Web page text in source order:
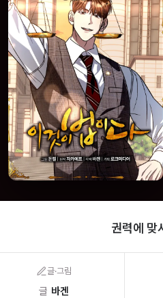
권력에 맞
글·그림
글 바겐